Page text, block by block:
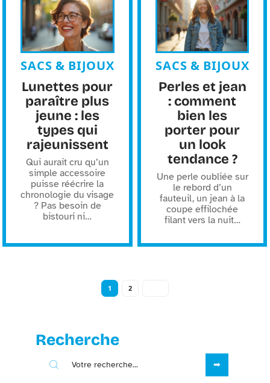
SACS & BIJOUX
Lunettes pour
paraître plus
jeune : les
types qui
rajeunissent
Qui aurait cru qu’un
simple accessoire
puisse réécrire la
chronologie du visage
? Pas besoin de
bistouri ni…
SACS & BIJOUX
Perles et jean
: comment
bien les
porter pour
un look
tendance ?
Une perle oubliée sur
le rebord d’un
fauteuil, un jean à la
coupe effilochée
filant vers la nuit…
1 2
Recherche